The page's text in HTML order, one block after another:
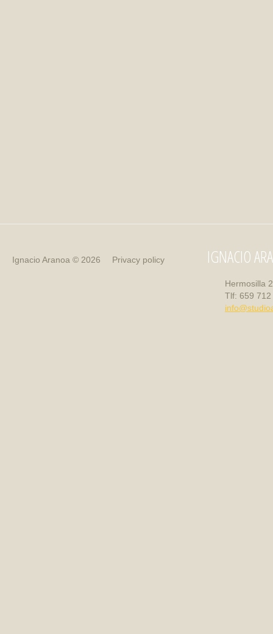
Ignacio Aranoa © 2026 Privacy policy IGNACIO
Hermosilla
Tlf: 659 712